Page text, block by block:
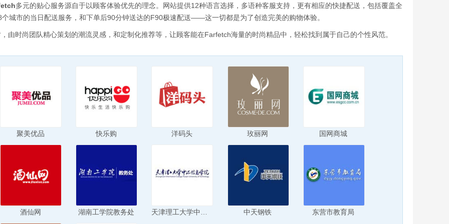
多元的贴心服务源自于以顾客体验优先的理念。网站提供12种语言选择，多语种客服支持，更有相应的快捷配送，包括覆盖全
个城市的当日配送服务，和下单后90分钟送达的F90极速配送——这一切都是为了创造完美的购物体验。
，由时尚团队精心策划的潮流灵感，和定制化推荐等，让顾客能在Farfetch海量的时尚精品中，轻松找到属于自己的个性风范。
聚美优品 快乐购 洋码头 玫丽网 国网商城
酒仙网 湖南工学院教务处 中天钢铁 东营市教育局